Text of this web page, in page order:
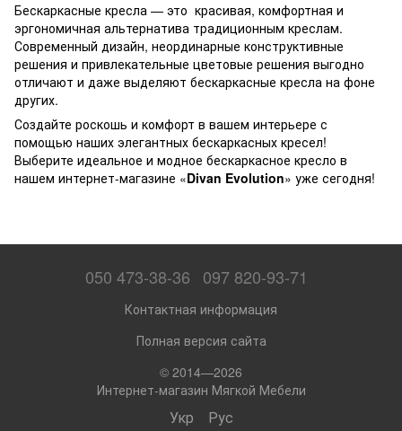
Бескаркасные кресла — это красивая, комфортная и
эргономичная альтернатива традиционным креслам.
Современный дизайн, неординарные конструктивные
решения и привлекательные цветовые решения выгодно
отличают и даже выделяют бескаркасные кресла на фоне
других.
Создайте роскошь и комфорт в вашем интерьере с
помощью наших элегантных бескаркасных кресел!
Выберите идеальное и модное бескаркасное кресло в
нашем интернет-магазине «Divan Evolution» уже сегодня!
050 473-38-36 097 820-93-71
Контактная информация
Полная версия сайта
© 2014—2026
Интернет-магазин Мягкой Мебели
Укр Рус